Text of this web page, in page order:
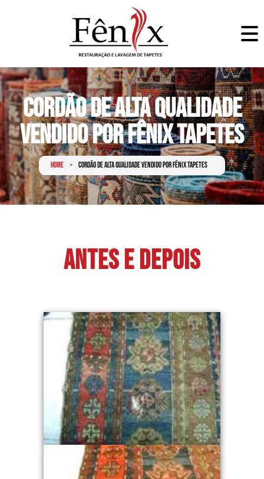
Cordão de alta qualidade
vendido por Fênix Tapetes
Home Cordão de alta qualidade vendido por Fênix Tapetes
Antes e Depois